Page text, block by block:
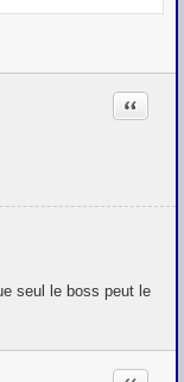
Citation
seul le boss peut le